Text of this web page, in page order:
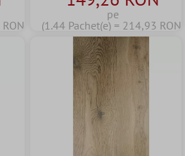
pe
(1.44 Pachet(e) = 214,93 RON)